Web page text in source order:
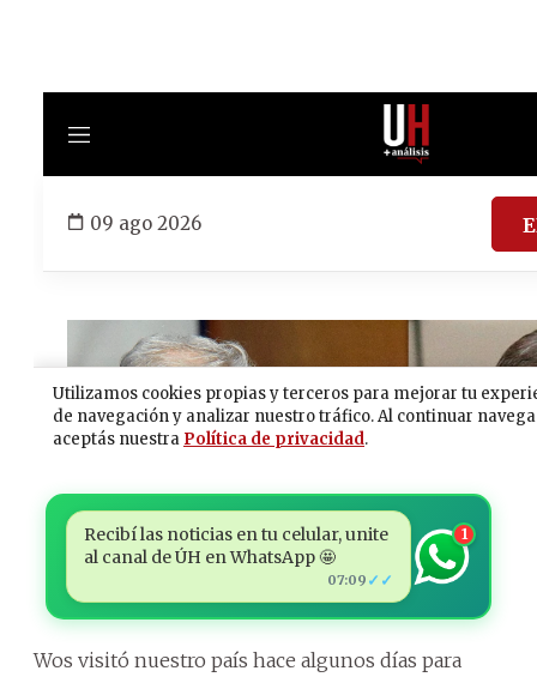
Recibí las noticias en tu celular, unite
al canal de ÚH en WhatsApp 🤩
07:09 ✓✓
1
Wos visitó nuestro país hace algunos días para